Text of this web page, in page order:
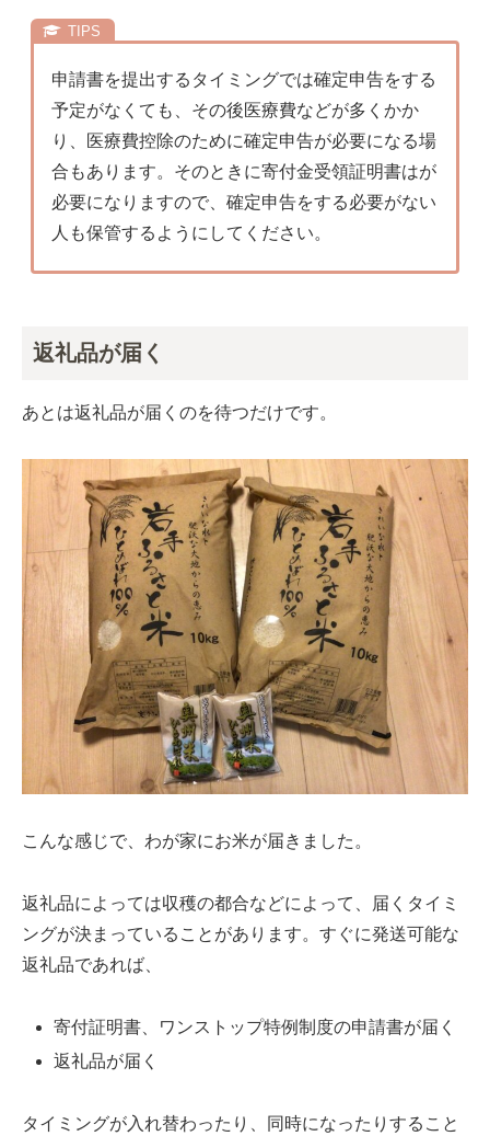
申請書を提出するタイミングでは確定申告をする
予定がなくても、その後医療費などが多くかか
り、医療費控除のために確定申告が必要になる場
合もあります。そのときに寄付金受領証明書はが
必要になりますので、確定申告をする必要がない
人も保管するようにしてください。
返礼品が届く
あとは返礼品が届くのを待つだけです。
こんな感じで、わが家にお米が届きました。
返礼品によっては収穫の都合などによって、届くタイミ
ングが決まっていることがあります。すぐに発送可能な
返礼品であれば、
寄付証明書、ワンストップ特例制度の申請書が届く
返礼品が届く
タイミングが入れ替わったり、同時になったりすること